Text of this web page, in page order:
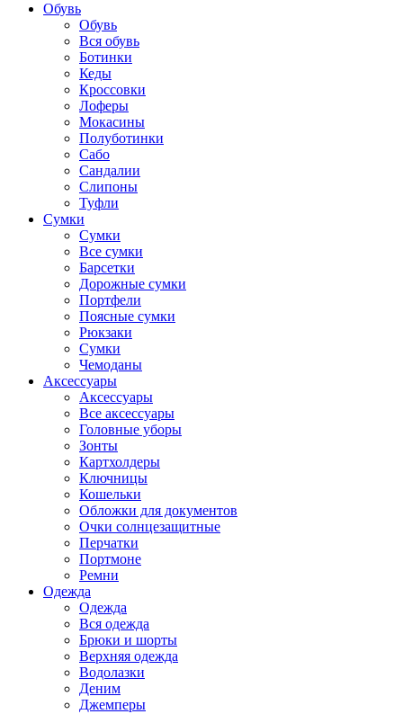
Обувь
Обувь
Вся обувь
Ботинки
Кеды
Кроссовки
Лоферы
Мокасины
Полуботинки
Сабо
Сандалии
Слипоны
Туфли
Сумки
Сумки
Все сумки
Барсетки
Дорожные сумки
Портфели
Поясные сумки
Рюкзаки
Сумки
Чемоданы
Аксессуары
Аксессуары
Все аксессуары
Головные уборы
Зонты
Картхолдеры
Ключницы
Кошельки
Обложки для документов
Очки солнцезащитные
Перчатки
Портмоне
Ремни
Одежда
Одежда
Вся одежда
Брюки и шорты
Верхняя одежда
Водолазки
Деним
Джемперы